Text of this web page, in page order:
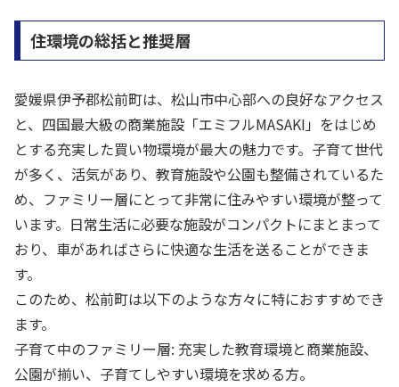
住環境の総括と推奨層
愛媛県伊予郡松前町は、松山市中心部への良好なアクセス
と、四国最大級の商業施設「エミフルMASAKI」をはじめ
とする充実した買い物環境が最大の魅力です。子育て世代
が多く、活気があり、教育施設や公園も整備されているた
め、ファミリー層にとって非常に住みやすい環境が整って
います。日常生活に必要な施設がコンパクトにまとまって
おり、車があればさらに快適な生活を送ることができま
す。
このため、松前町は以下のような方々に特におすすめでき
ます。
子育て中のファミリー層: 充実した教育環境と商業施設、
公園が揃い、子育てしやすい環境を求める方。